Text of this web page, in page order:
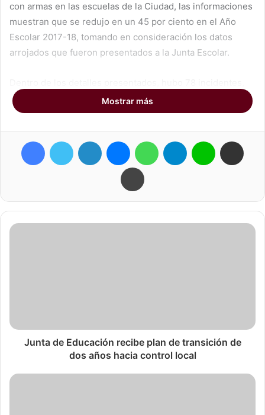
con armas en las escuelas de la Ciudad, las informaciones
muestran que se redujo en un 45 por ciento en el Año
Escolar 2017-18, tomando en consideración los datos
arrojados que fueron presentados a la Junta Escolar.
65 violencias, 7 vandalismos y 6 incidentes con armas,
que muestran la reducción en comparación con 144 en el
Año Escolar 2016-17. Según los datos del informe, las
especificaciones encontradas concluyen en que el total
del Año Escolar pasado es el más bajo que se ha visto en
El Jefe de Seguridad de las Escuelas Públicas de
Paterson,James Smith, manifestó que se pueden
indicóSmith.
El miembro de la Junta Escolar Emanuel Capers
escéptico sobre el informe de la caída que fue presentado.
Mostrar más
Imprimir
Junta de Educación recibe plan de transición de
dos años hacia control local